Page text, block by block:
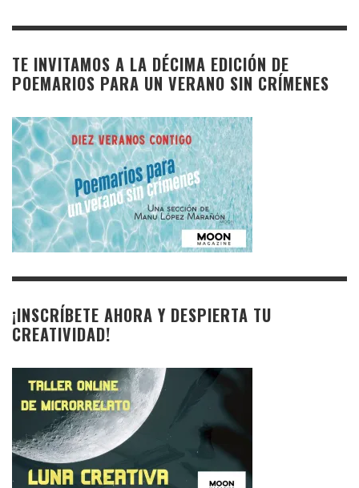
TE INVITAMOS A LA DÉCIMA EDICIÓN DE
POEMARIOS PARA UN VERANO SIN CRÍMENES
¡INSCRÍBETE AHORA Y DESPIERTA TU
CREATIVIDAD!